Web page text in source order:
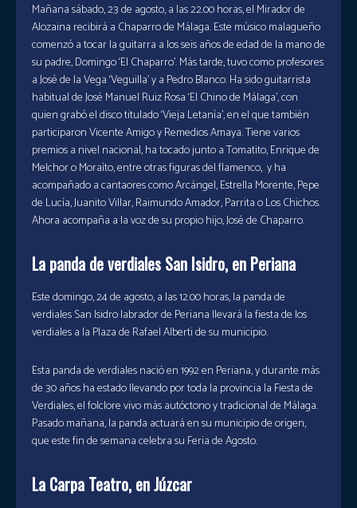
Mañana sábado, 23 de agosto, a las 22.00 horas, el Mirador de
Alozaina recibirá a Chaparro de Málaga. Este músico malagueño
comenzó a tocar la guitarra a los seis años de edad de la mano de
su padre, Domingo ‘El Chaparro’. Más tarde, tuvo como profesores
a José de la Vega ‘Veguilla’ y a Pedro Blanco. Ha sido guitarrista
habitual de José Manuel Ruiz Rosa ‘El Chino de Málaga’, con
quien grabó el disco titulado ‘Vieja Letanía’, en el que también
participaron Vicente Amigo y Remedios Amaya. Tiene varios
premios a nivel nacional, ha tocado junto a Tomatito, Enrique de
Melchor o Moraíto, entre otras figuras del flamenco, y ha
acompañado a cantaores como Arcángel, Estrella Morente, Pepe
de Lucía, Juanito Villar, Raimundo Amador, Parrita o Los Chichos.
Ahora acompaña a la voz de su propio hijo, José de Chaparro.
La panda de verdiales San Isidro, en Periana
Este domingo, 24 de agosto, a las 12.00 horas, la panda de
verdiales San Isidro labrador de Periana llevará la fiesta de los
verdiales a la Plaza de Rafael Alberti de su municipio.
Esta panda de verdiales nació en 1992 en Periana, y durante más
de 30 años ha estado llevando por toda la provincia la Fiesta de
Verdiales, el folclore vivo más autóctono y tradicional de Málaga.
Pasado mañana, la panda actuará en su municipio de origen,
que este fin de semana celebra su Feria de Agosto.
La Carpa Teatro, en Júzcar